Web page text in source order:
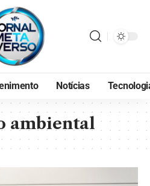
Notícias
ambiental